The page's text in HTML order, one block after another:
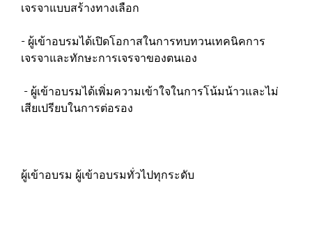
เจรจาแบบสร้างทางเลือก
- ผู้เข้าอบรมได้เปิดโอกาสในการทบทวนเทคนิคการ
เจรจาและทักษะการเจรจาของตนเอง
- ผู้เข้าอบรมได้เพิ่มความเข้าใจในการโน้มน้าวและไม่
เสียเปรียบในการต่อรอง
ผู้เข้าอบรม ผู้เข้าอบรมทั่วไปทุกระดับ